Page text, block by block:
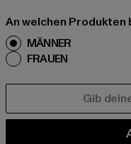
An welchen
MÄNNER
FRAUEN